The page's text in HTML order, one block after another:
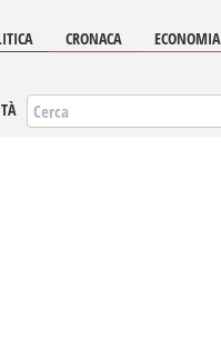
CRONACA ECONOMIA